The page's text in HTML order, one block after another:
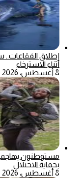
إطلاق الفقاعات..
أثناء الاسترخاء
8 أغسطس، 2026
مستوطنون
بحماية الاحتلال
8 أغسطس، 2026